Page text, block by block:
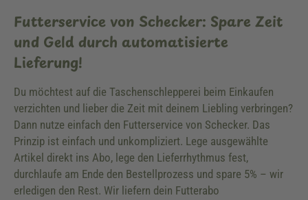
Futterservice von Schecker: Spare Zeit
und Geld durch automatisierte
Lieferung!
Du möchtest auf die Taschenschlepperei beim Einkaufen
verzichten und lieber die Zeit mit deinem Liebling verbringen?
Dann nutze einfach den Futterservice von Schecker. Das
Prinzip ist einfach und unkompliziert. Lege ausgewählte
Artikel direkt ins Abo, lege den Lieferrhythmus fest,
durchlaufe am Ende den Bestellprozess und spare 5% – wir
erledigen den Rest. Wir liefern dein Futterabo